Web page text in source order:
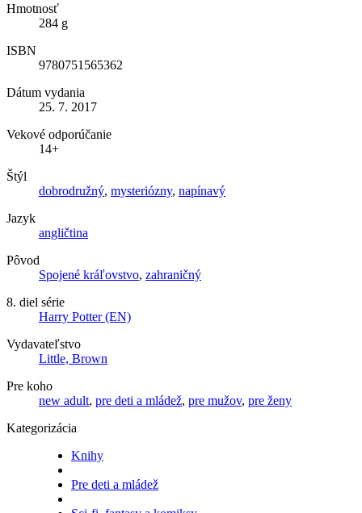
Hmotnosť
284 g
ISBN
9780751565362
Dátum vydania
25. 7. 2017
Vekové odporúčanie
14+
Štýl
dobrodružný, mysteriózny, napínavý
Jazyk
angličtina
Pôvod
Spojené kráľovstvo, zahraničný
8. diel série
Harry Potter (EN)
Vydavateľstvo
Little, Brown
Pre koho
new adult, pre deti a mládež, pre mužov, pre ženy
Kategorizácia
Knihy
Pre deti a mládež